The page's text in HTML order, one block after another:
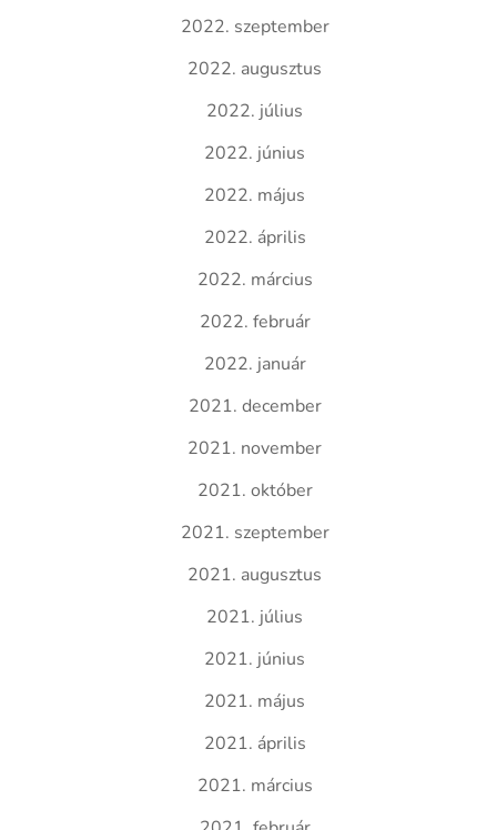
2022. szeptember
2022. augusztus
2022. július
2022. június
2022. május
2022. április
2022. március
2022. február
2022. január
2021. december
2021. november
2021. október
2021. szeptember
2021. augusztus
2021. július
2021. június
2021. május
2021. április
2021. március